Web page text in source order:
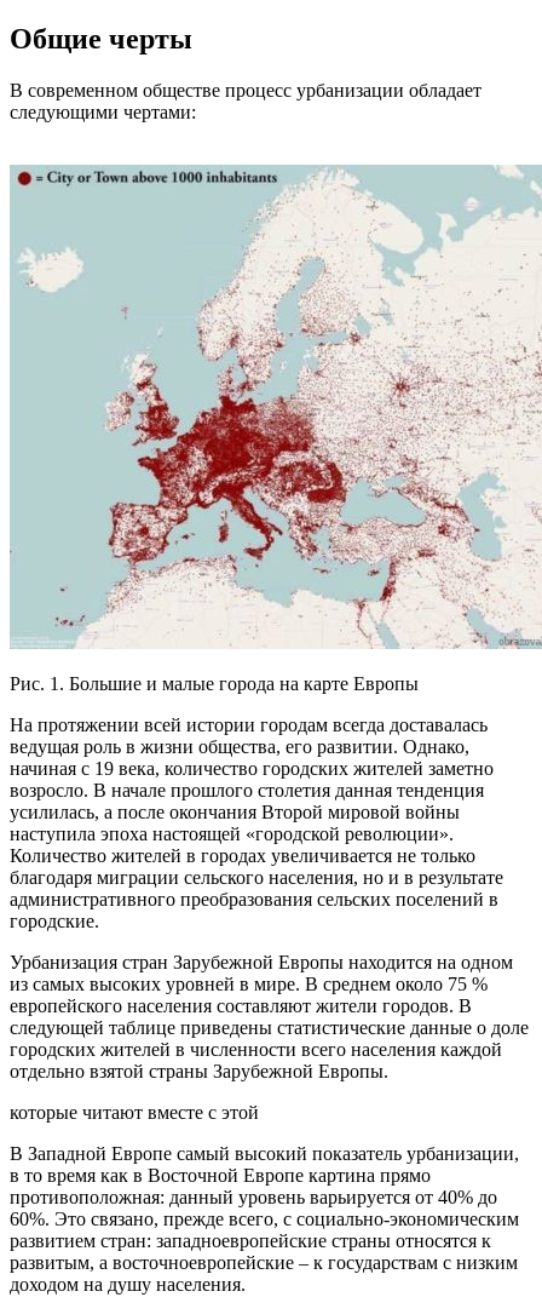
Общие черты
В современном обществе процесс урбанизации обладает
следующими чертами:
Рис. 1. Большие и малые города на карте Европы
На протяжении всей истории городам всегда доставалась
ведущая роль в жизни общества, его развитии. Однако,
начиная с 19 века, количество городских жителей заметно
возросло. В начале прошлого столетия данная тенденция
усилилась, а после окончания Второй мировой войны
наступила эпоха настоящей «городской революции».
Количество жителей в городах увеличивается не только
благодаря миграции сельского населения, но и в результате
административного преобразования сельских поселений в
городские.
Урбанизация стран Зарубежной Европы находится на одном
из самых высоких уровней в мире. В среднем около 75 %
европейского населения составляют жители городов. В
следующей таблице приведены статистические данные о доле
городских жителей в численности всего населения каждой
отдельно взятой страны Зарубежной Европы.
которые читают вместе с этой
В Западной Европе самый высокий показатель урбанизации,
в то время как в Восточной Европе картина прямо
противоположная: данный уровень варьируется от 40% до
60%. Это связано, прежде всего, с социально-экономическим
развитием стран: западноевропейские страны относятся к
развитым, а восточноевропейские – к государствам с низким
доходом на душу населения.